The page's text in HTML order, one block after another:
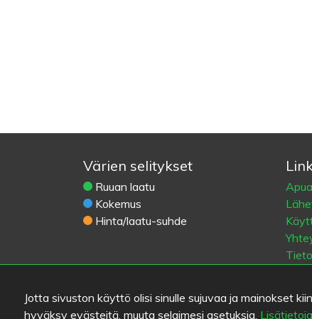
Jotta sivuston käyttö olisi sinulle sujuvaa ja mainokset
hyväksy evästeitä, muuta selaimesi asetuksia.
Värien selitykset
Ruuan laatu
Kokemus
Hinta/laatu-suhde
Apua